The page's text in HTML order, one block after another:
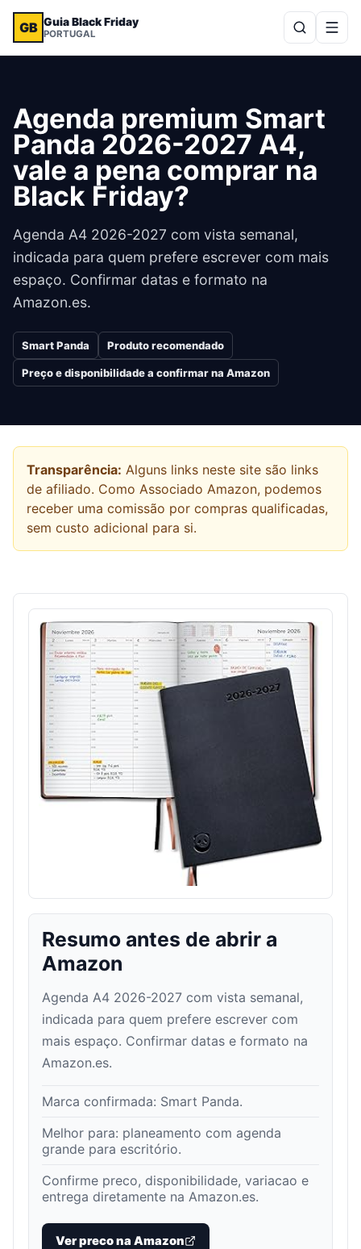
GB Guia Black Friday
PORTUGAL
Agenda premium Smart
Panda 2026-2027 A4,
vale a pena comprar na
Black Friday?
Agenda A4 2026-2027 com vista semanal,
indicada para quem prefere escrever com mais
espaço. Confirmar datas e formato na
Amazon.es.
Smart Panda Produto recomendado
Preço e disponibilidade a confirmar na Amazon
Transparência: Alguns links neste site são links
de afiliado. Como Associado Amazon, podemos
receber uma comissão por compras qualificadas,
sem custo adicional para si.
Resumo antes de abrir a
Amazon
Agenda A4 2026-2027 com vista semanal,
indicada para quem prefere escrever com
mais espaço. Confirmar datas e formato na
Amazon.es.
Marca confirmada: Smart Panda.
Melhor para: planeamento com agenda
grande para escritório.
Confirme preco, disponibilidade, variacao e
entrega diretamente na Amazon.es.
Ver preco na Amazon